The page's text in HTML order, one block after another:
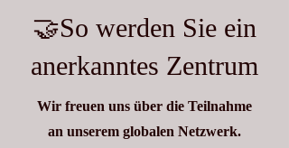
🤝So werden Sie ein
anerkanntes Zentrum
Wir freuen uns über die Teilnahme
an unserem globalen Netzwerk.